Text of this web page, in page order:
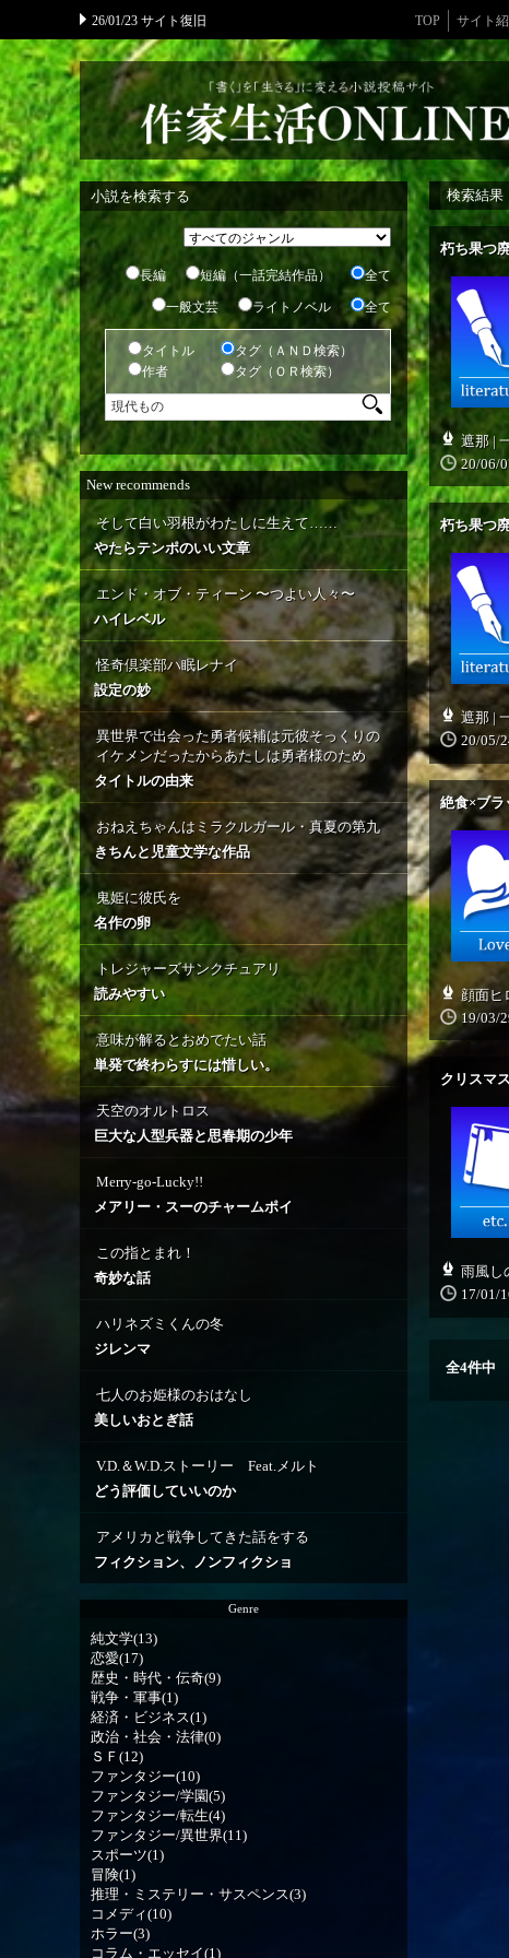
26/01/23 サイト復旧 TOP サイト
小説を検索する
長編 短編（一話完結作品） 全て
一般文芸 ライトノベル 全て
タイトル
タグ（ＡＮＤ検索）
作者
タグ（ＯＲ検索）
New recommends
そして白い羽根がわたしに生えて……
やたらテンポのいい文章
エンド・オブ・ティーン 〜つよい人々〜
ハイレベル
怪奇倶楽部ハ眠レナイ
設定の妙
異世界で出会った勇者候補は元彼そっくりの
イケメンだったからあたしは勇者様のため
タイトルの由来
おねえちゃんはミラクルガール・真夏の第九
きちんと児童文学な作品
鬼姫に彼氏を
名作の卵
トレジャーズサンクチュアリ
読みやすい
意味が解るとおめでたい話
単発で終わらすには惜しい。
天空のオルトロス
巨大な人型兵器と思春期の少年
Merry-go-Lucky!!
メアリー・スーのチャームポイ
この指とまれ！
奇妙な話
ハリネズミくんの冬
ジレンマ
七人のお姫様のおはなし
美しいおとぎ話
V.D.＆W.D.ストーリー Feat.メルト
どう評価していいのか
アメリカと戦争してきた話をする
フィクション、ノンフィクショ
Genre
純文学(13)
恋愛(17)
歴史・時代・伝奇(9)
戦争・軍事(1)
経済・ビジネス(1)
政治・社会・法律(0)
ＳＦ(12)
ファンタジー(10)
ファンタジー/学園(5)
ファンタジー/転生(4)
ファンタジー/異世界(11)
スポーツ(1)
冒険(1)
推理・ミステリー・サスペンス(3)
コメディ(10)
ホラー(3)
コラム・エッセイ(1)
検索結果
朽ち果つ
遮那|
20/06/
朽ち果つ
遮那 |
20/05/
絶食×ブラ
顔面ヒ
19/03/
クリスマ
雨風し
17/01/
全4件中